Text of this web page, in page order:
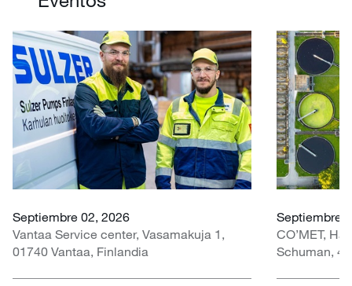
Septiembre 02, 2026
Vantaa Service center, Vasamakuja 1,
01740 Vantaa, Finlandia
Septiembre
CO’MET,
Schuman,